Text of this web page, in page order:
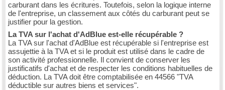
carburant dans les écritures. Toutefois, selon la logique interne
de l'entreprise, un classement aux côtés du carburant peut se
justifier pour la gestion.
La TVA sur l'achat d'AdBlue est-elle récupérable ?
La TVA sur l'achat d'AdBlue est récupérable si l'entreprise est
assujettie à la TVA et si le produit est utilisé dans le cadre de
son activité professionnelle. Il convient de conserver les
justificatifs d'achat et de respecter les conditions habituelles de
déduction. La TVA doit être comptabilisée en 44566 "TVA
déductible sur autres biens et services".